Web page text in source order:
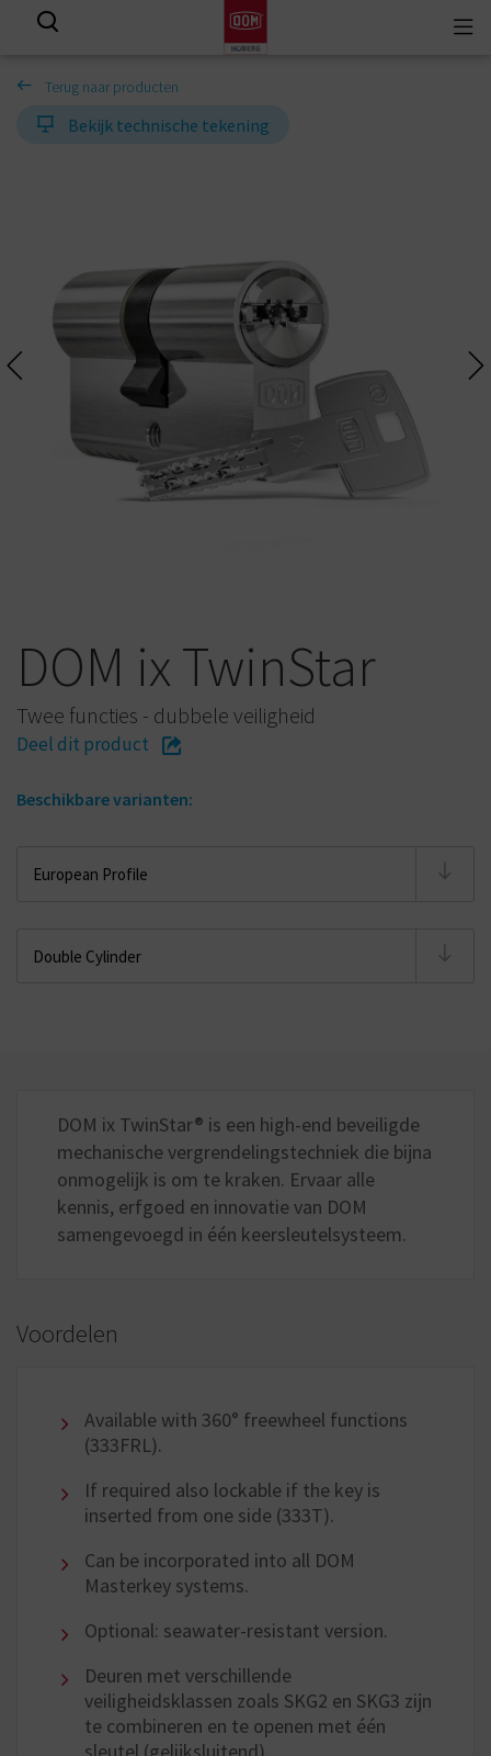
Terug naar producten
Bekijk technische tekening
DOM ix TwinStar
Twee functies - dubbele veiligheid
Deel dit product
Beschikbare varianten:
DOM ix TwinStar® is een high-end beveiligde
mechanische vergrendelingstechniek die bijna
onmogelijk is om te kraken. Ervaar alle
kennis, erfgoed en innovatie van DOM
samengevoegd in één keersleutelsysteem.
Voordelen
Available with 360° freewheel functions
(333FRL).
If required also lockable if the key is
inserted from one side (333T).
Can be incorporated into all DOM
Masterkey systems.
Optional: seawater-resistant version.
Deuren met verschillende
veiligheidsklassen zoals SKG2 en SKG3 zijn
te combineren en te openen met één